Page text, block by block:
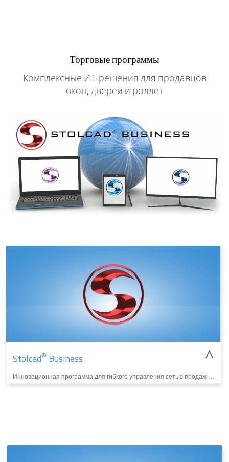
Торговые программы
Комплексные ИТ-решения для продавцов
окон, дверей и роллет
Stolcad® Business ^
Инновационная программа для гибкого управления сетью продаж окон, дверей и жалюзи. Автоматизирует коммуникацию как с производителем столярных изделий, так и с торговыми точками, что гарантирует эффективный обмен заказами. Пользователь Stolcad